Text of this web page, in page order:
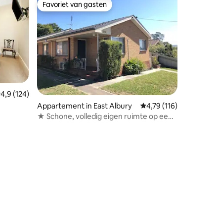
beoordeling van 4,9 uit 5, 124 recensies
4,9 (124)
Favoriet van gasten
Favoriet van gasten
Appartement in East Albury Gemiddelde
4,79 (116)
★ Schone, volledig eigen ruimte op een